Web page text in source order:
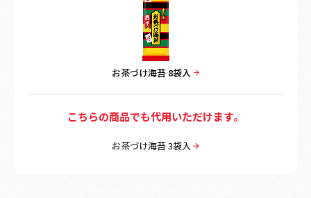
お茶づけ海苔 8袋入
こちらの商品でも代用いただけます。
お茶づけ海苔 3袋入